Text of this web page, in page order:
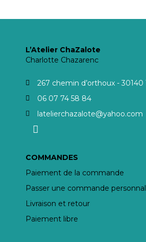
L’Atelier ChaZalote
Charlotte Chazarenc
267 chemin d’orthoux - 30140
06 07 74 58 84
latelierchazalote@yahoo.com
COMMANDES
Paiement de la commande
Passer une commande
Livraison et retour
Paiement libre